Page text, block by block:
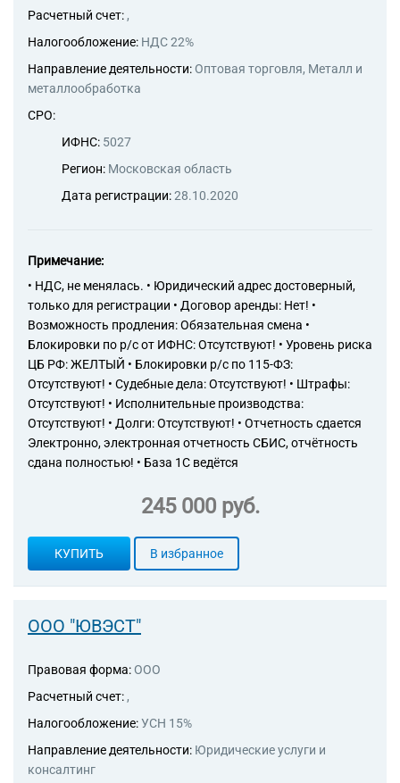
размещению информации и
посредничество прочее
64.91 Деятельность по
услуг по страхованию и
пенсионному обеспечению, не
включенных в другие
группировки
69.20 Деятельность по
оказанию услуг в области
бухгалтерского учета, по
проведению финансового
аудита, по налоговому
консультированию
73.11 Деятельность
конъюнктуры рынка и
наук прочие
Расчетный счет: ,
Налогообложение: НДС 22%
Направление деятельности: Оптовая торговля, Металл и
металлообработка
СРО:
ИФНС: 5027
Регион: Московская область
Дата регистрации:28.10.2020
Примечание:
• НДС, не менялась. • Юридический адрес достоверный,
только для регистрации • Договор аренды: Нет! •
Возможность продления: Обязательная смена •
Блокировки по р/с от ИФНС: Отсутствуют! • Уровень риска
ЦБ РФ: ЖЕЛТЫЙ • Блокировки р/с по 115-ФЗ:
Отсутствуют! • Судебные дела: Отсутствуют! • Штрафы:
Отсутствуют! • Исполнительные производства:
Отсутствуют! • Долги: Отсутствуют! • Отчетность сдается
Электронно, электронная отчетность СБИС, отчётность
сдана полностью! • База 1С ведётся
245 000 руб.
КУПИТЬ В избранное
ООО "ЮВЭСТ"
Правовая форма: ООО
Расчетный счет: ,
Налогообложение:УСН 15%
Направление деятельности: Юридические услуги и
консалтинг